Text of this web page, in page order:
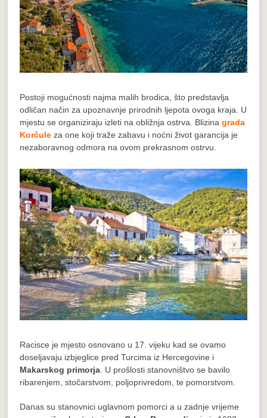
Postoji mogućnosti najma malih brodica, što predstavlja
odličan način za upoznavnje prirodnih ljepota ovoga kraja. U
mjestu se organiziraju izleti na obližnja ostrva. Blizinagrada
Korčule za one koji traže zabavu i noćni život garancija je
nezaboravnog odmora na ovom prekrasnom ostrvu.
Racisce je mjesto osnovano u 17. vijeku kad se ovamo
doseljavaju izbjeglice pred Turcima iz Hercegovine i
Makarskog primorja . U prošlosti stanovništvo se bavilo
ribarenjem, stočarstvom, poljoprivredom, te pomorstvom.
Danas su stanovnici uglavnom pomorci a u zadnje vrijeme